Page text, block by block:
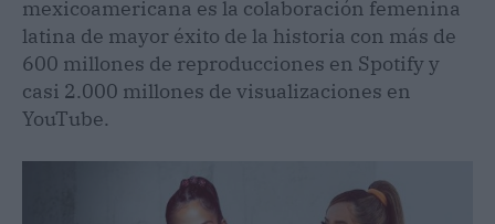
mexicoamericana es la colaboración femenina
latina de mayor éxito de la historia con más de
600 millones de reproducciones en Spotify y
casi 2.000 millones de visualizaciones en
YouTube.